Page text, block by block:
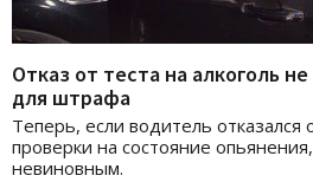
Отказ от теста на алкоголь
для штрафа
Теперь, если водитель отказался
проверки на состояние
невиновным.